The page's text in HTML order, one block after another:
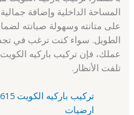
المساحة الداخلية وإضافة
على متانته وسهولة صيانته
الطويل. سواء كنت ترغب في
عملك، فإن تركيب باركيه
تلفت الأنظار.
ارضيات